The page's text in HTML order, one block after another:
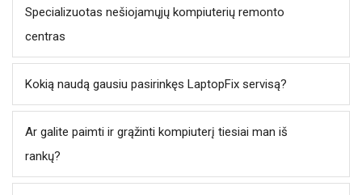
Specializuotas nešiojamųjų kompiuterių remonto
centras
Kokią naudą gausiu pasirinkęs LaptopFix servisą?
Ar galite paimti ir grąžinti kompiuterį tiesiai man iš
rankų?